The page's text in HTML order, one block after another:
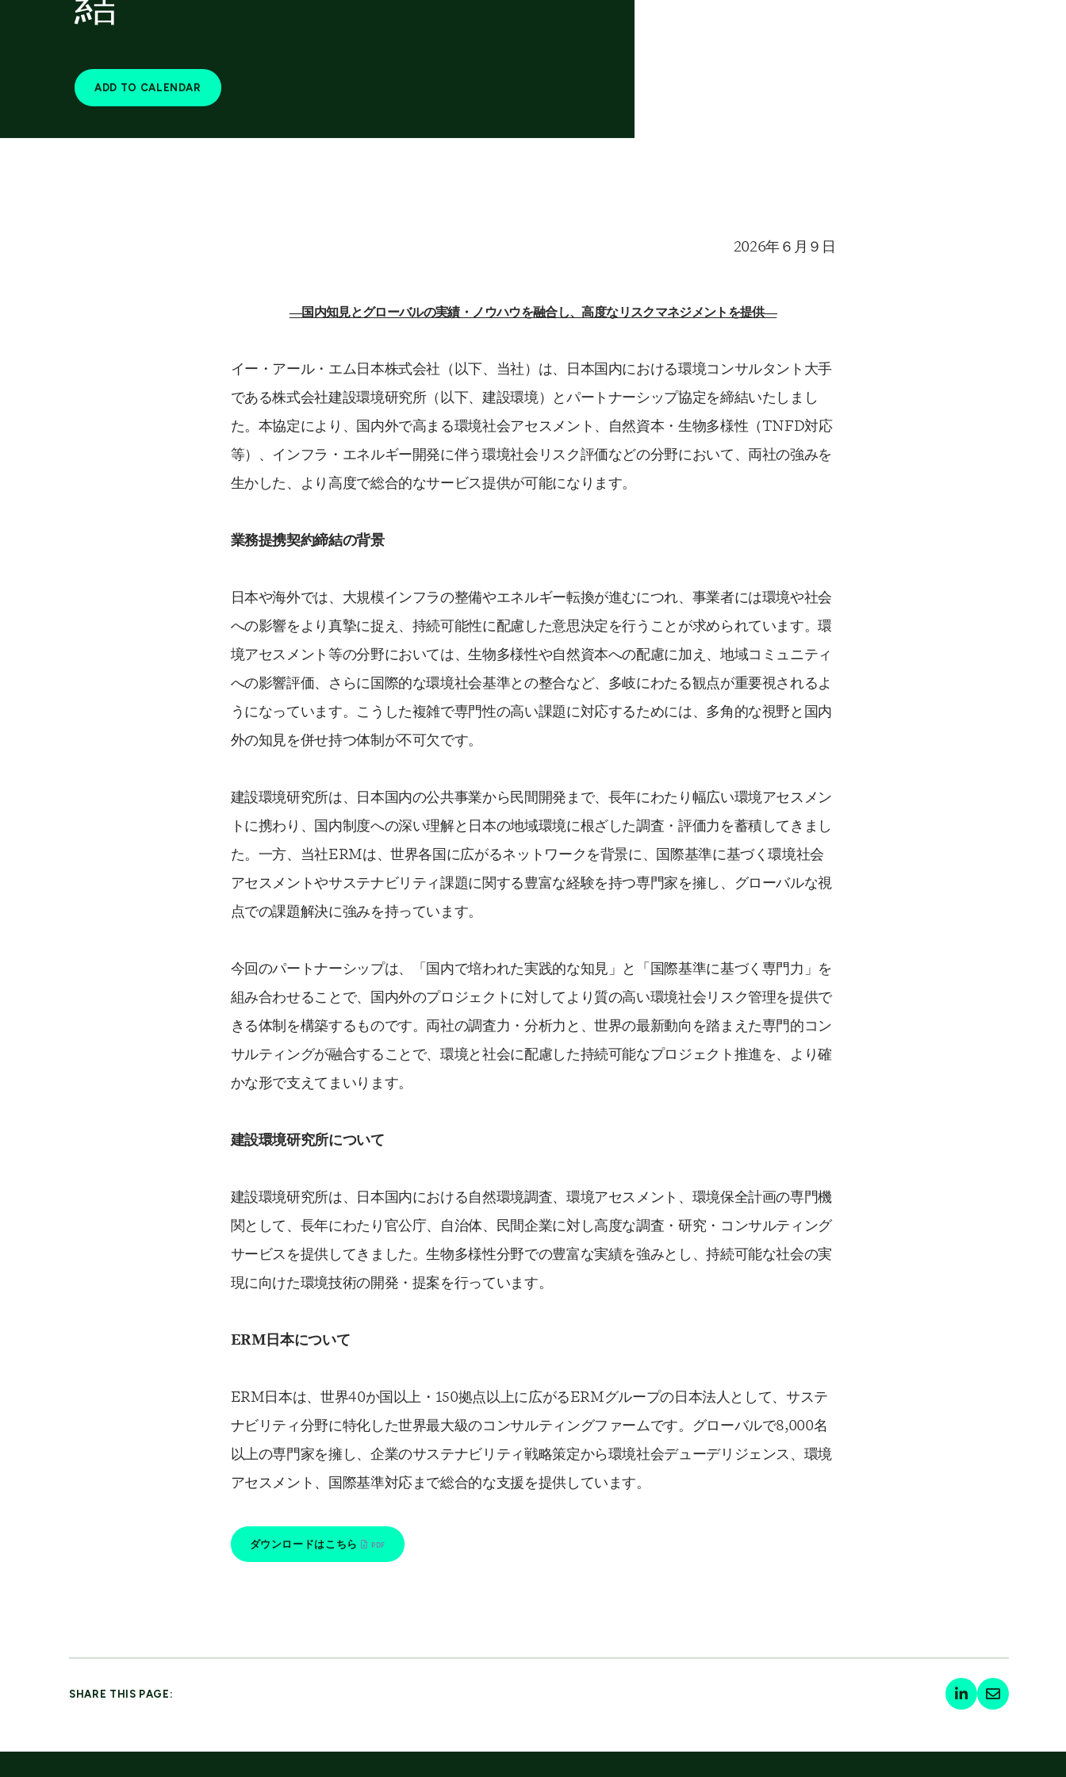
ADD TO CALENDAR
2026年６月９日
―国内知見とグローバルの実績・ノウハウを融合し、高度なリスクマネジメントを提供―
イー・アール・エム日本株式会社（以下、当社）は、日本国内における環境コンサルタント大手
である株式会社建設環境研究所（以下、建設環境）とパートナーシップ協定を締結いたしまし
た。本協定により、国内外で高まる環境社会アセスメント、自然資本・生物多様性（TNFD対応
等）、インフラ・エネルギー開発に伴う環境社会リスク評価などの分野において、両社の強みを
生かした、より高度で総合的なサービス提供が可能になります。
業務提携契約締結の背景
日本や海外では、大規模インフラの整備やエネルギー転換が進むにつれ、事業者には環境や社会
への影響をより真摯に捉え、持続可能性に配慮した意思決定を行うことが求められています。環
境アセスメント等の分野においては、生物多様性や自然資本への配慮に加え、地域コミュニティ
への影響評価、さらに国際的な環境社会基準との整合など、多岐にわたる観点が重要視されるよ
うになっています。こうした複雑で専門性の高い課題に対応するためには、多角的な視野と国内
外の知見を併せ持つ体制が不可欠です。
建設環境研究所は、日本国内の公共事業から民間開発まで、長年にわたり幅広い環境アセスメン
トに携わり、国内制度への深い理解と日本の地域環境に根ざした調査・評価力を蓄積してきまし
た。一方、当社ERMは、世界各国に広がるネットワークを背景に、国際基準に基づく環境社会
アセスメントやサステナビリティ課題に関する豊富な経験を持つ専門家を擁し、グローバルな視
点での課題解決に強みを持っています。
今回のパートナーシップは、「国内で培われた実践的な知見」と「国際基準に基づく専門力」を
組み合わせることで、国内外のプロジェクトに対してより質の高い環境社会リスク管理を提供で
きる体制を構築するものです。両社の調査力・分析力と、世界の最新動向を踏まえた専門的コン
サルティングが融合することで、環境と社会に配慮した持続可能なプロジェクト推進を、より確
かな形で支えてまいります。
建設環境研究所について
建設環境研究所は、日本国内における自然環境調査、環境アセスメント、環境保全計画の専門機
関として、長年にわたり官公庁、自治体、民間企業に対し高度な調査・研究・コンサルティング
サービスを提供してきました。生物多様性分野での豊富な実績を強みとし、持続可能な社会の実
現に向けた環境技術の開発・提案を行っています。
ERM 日本について
ERM日本は、世界40か国以上・150拠点以上に広がるERMグループの日本法人として、サステ
ナビリティ分野に特化した世界最大級のコンサルティングファームです。グローバルで8,000名
以上の専門家を擁し、企業のサステナビリティ戦略策定から環境社会デューデリジェンス、環境
アセスメント、国際基準対応まで総合的な支援を提供しています。
ダウンロードはこちら
SHARE THIS PAGE: